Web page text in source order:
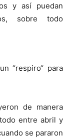
y así puedan
sobre todo
“respiro“ para
de manera
entre abril y
se pararon